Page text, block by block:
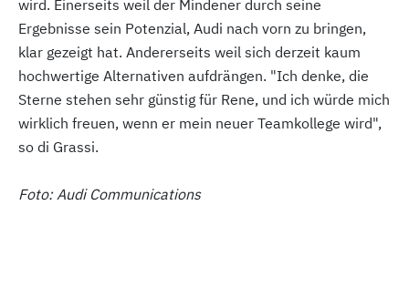
wird. Einerseits weil der Mindener durch seine
Ergebnisse sein Potenzial, Audi nach vorn zu bringen,
klar gezeigt hat. Andererseits weil sich derzeit kaum
hochwertige Alternativen aufdrängen. "Ich denke, die
Sterne stehen sehr günstig für Rene, und ich würde mich
wirklich freuen, wenn er mein neuer Teamkollege wird",
so di Grassi.
Foto: Audi Communications